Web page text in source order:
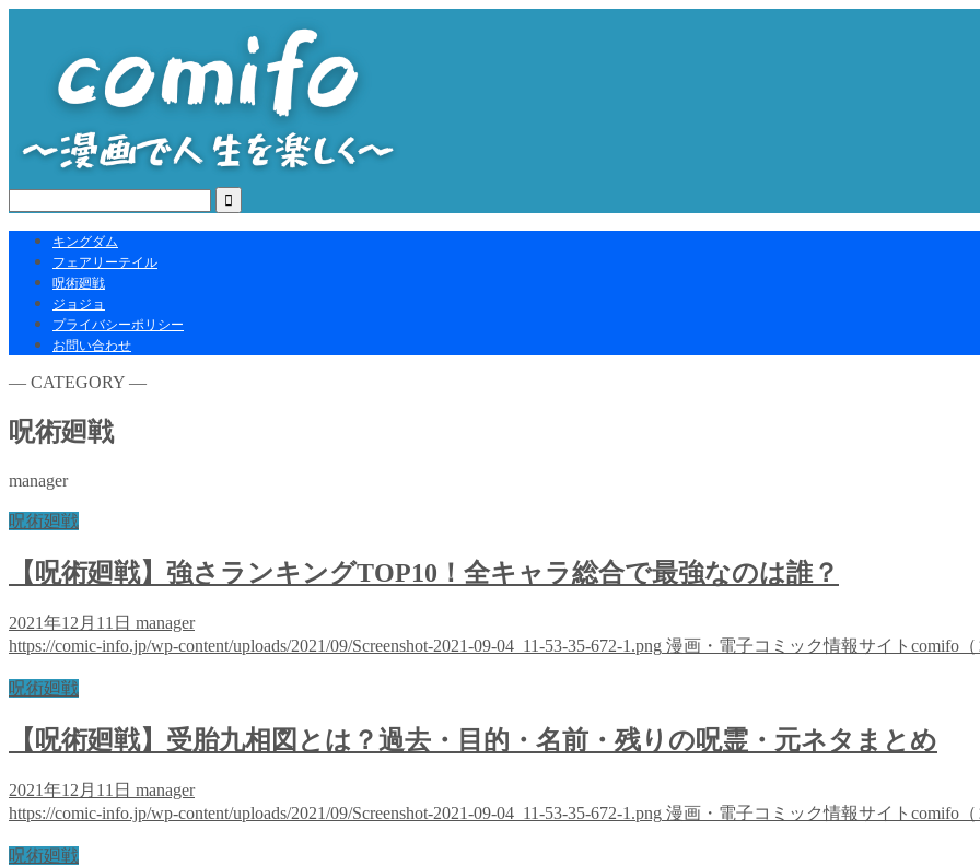
キングダム
フェアリーテイル
呪術廻戦
ジョジョ
プライバシーポリシー
お問い合わせ
― CATEGORY ―
呪術廻戦
manager
呪術廻戦
【呪術廻戦】強さランキングTOP10！全キャラ総合で最強なのは誰？
2021年12月11日 manager
https://comic-info.jp/wp-content/uploads/2021/09/Screenshot-2021-09-04_11-53-35-672-1.png 漫画・電子コミック情報サイトcomifo（
呪術廻戦
【呪術廻戦】受胎九相図とは？過去・目的・名前・残りの呪霊・元ネタまとめ
2021年12月11日 manager
https://comic-info.jp/wp-content/uploads/2021/09/Screenshot-2021-09-04_11-53-35-672-1.png 漫画・電子コミック情報サイトcomifo（
呪術廻戦